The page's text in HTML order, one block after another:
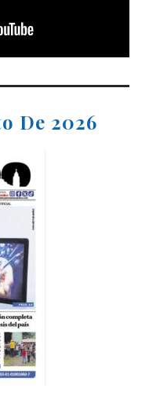
De 2026